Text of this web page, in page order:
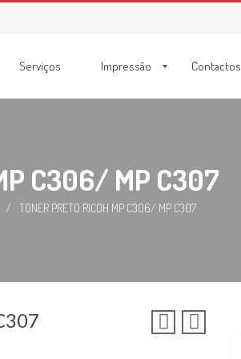
Serviços Impressão Contactos
C306/ MP C307
/ TONER PRETO RICOH MP C306/ MP C307